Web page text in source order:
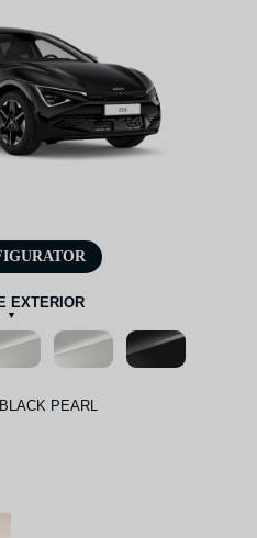
EXTERIOR
PEARL